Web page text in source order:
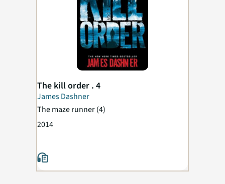
The kill order . 4
James Dashner
The maze runner(4)
2014